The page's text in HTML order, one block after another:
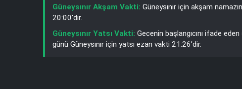
Güneysınır Akşam Vakti: Güneysınır için akşam
20:00’dir.
Güneysınır Yatsı Vakti: Gecenin başlangıcını ifade
günü Güneysınır için yatsı ezan vakti 21:26’dir.